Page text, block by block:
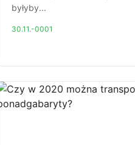
byłyby...
30.11.-0001